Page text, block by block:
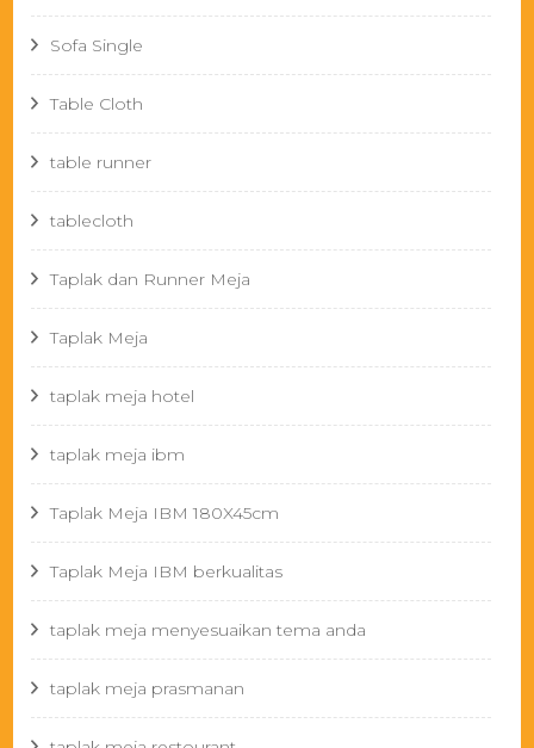
Sofa Single
Table Cloth
table runner
tablecloth
Taplak dan Runner Meja
Taplak Meja
taplak meja hotel
taplak meja ibm
Taplak Meja IBM 180X45cm
Taplak Meja IBM berkualitas
taplak meja menyesuaikan tema anda
taplak meja prasmanan